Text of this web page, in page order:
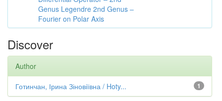
Genus Legendre 2nd Genus –
Fourier on Polar Axis
Discover
Author
1
Готинчан, Ірина Зіновіївна / Hoty...